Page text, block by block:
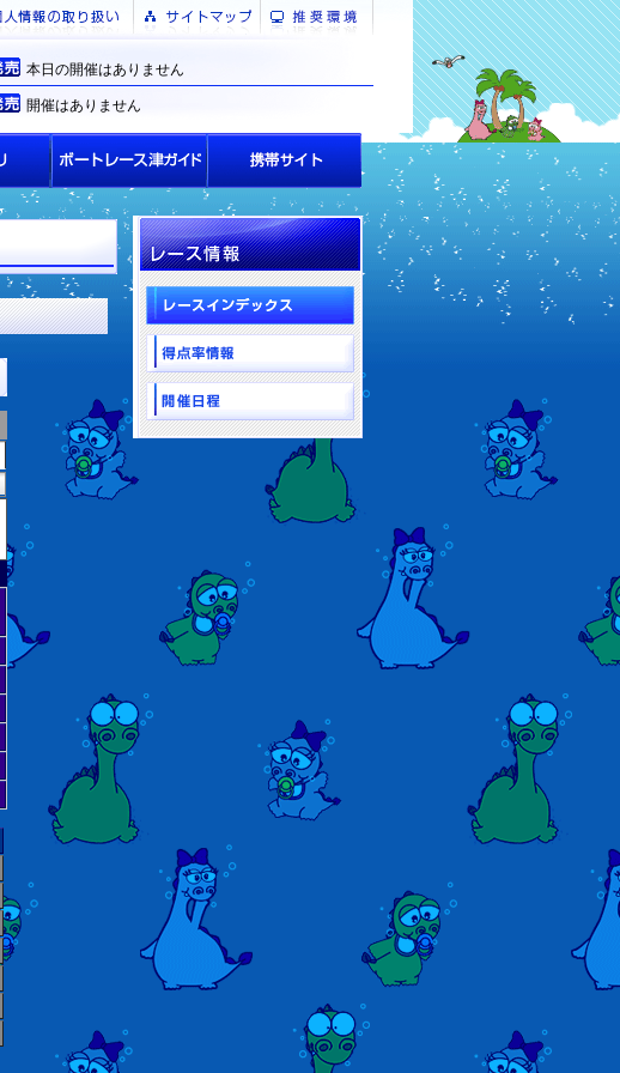
本日の開催はありません
開催はありません